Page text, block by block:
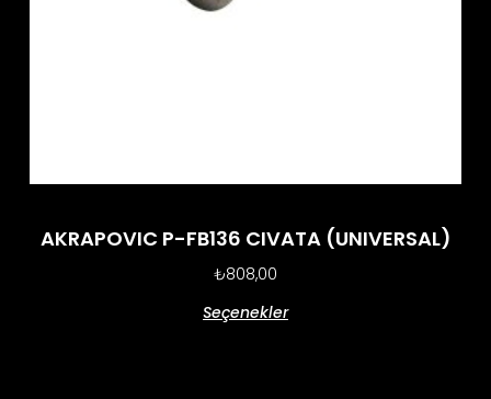
AKRAPOVIC P-FB136 CIVATA (UNIVERSAL)
₺808,00
Seçenekler